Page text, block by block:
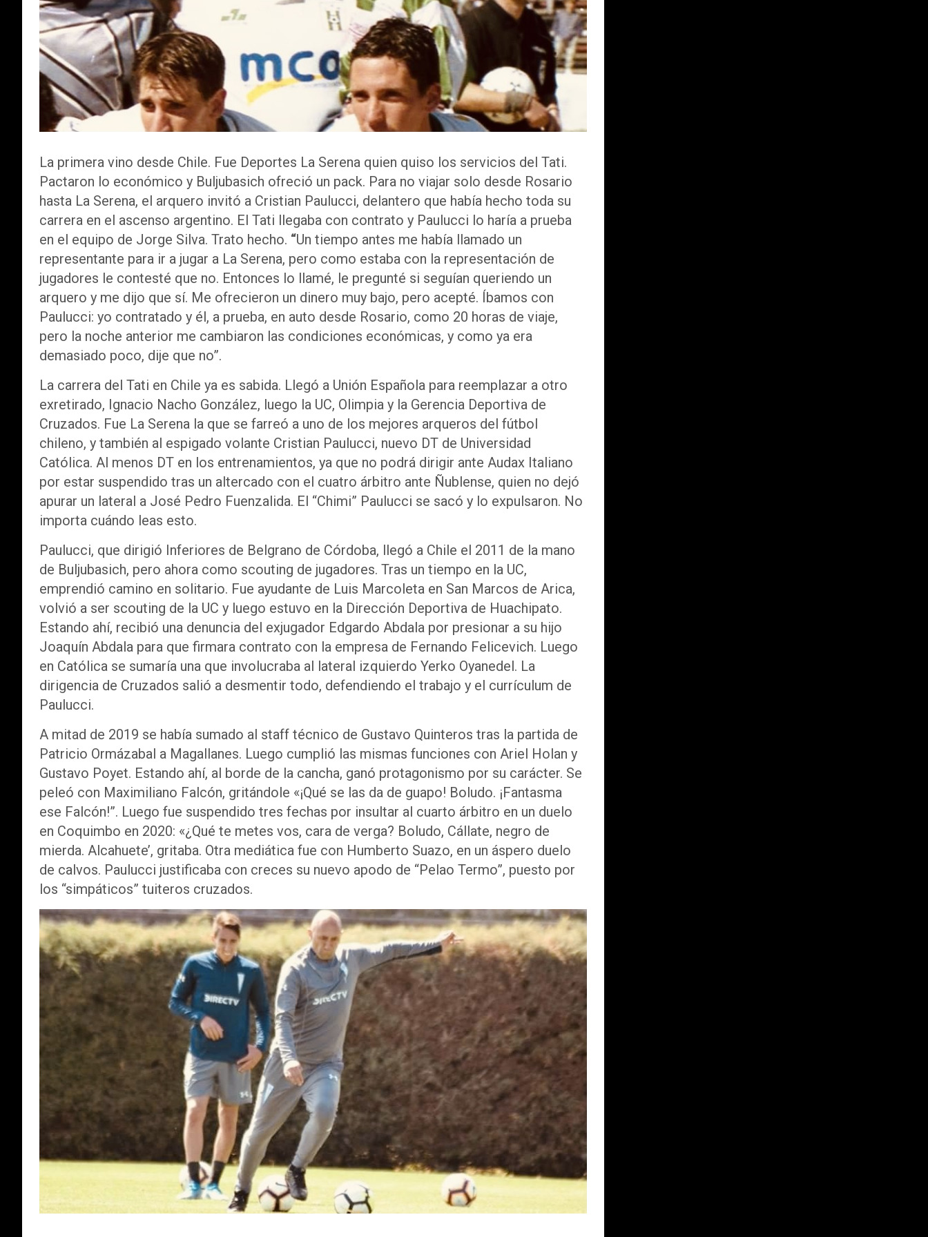
La primera vino desde Chile. Fue Deportes La Serena quien quiso los servicios del Tati.
Pactaron lo económico y Buljubasich ofreció un pack. Para no viajar solo desde Rosario
hasta La Serena, el arquero invitó a Cristian Paulucci, delantero que había hecho toda su
carrera en el ascenso argentino. El Tati llegaba con contrato y Paulucci lo haría a prueba
en el equipo de Jorge Silva. Trato hecho. “Un tiempo antes me había llamado un
representante para ir a jugar a La Serena, pero como estaba con la representación de
jugadores le contesté que no. Entonces lo llamé, le pregunté si seguían queriendo un
arquero y me dijo que sí. Me ofrecieron un dinero muy bajo, pero acepté. Íbamos con
Paulucci: yo contratado y él, a prueba, en auto desde Rosario, como 20 horas de viaje,
pero la noche anterior me cambiaron las condiciones económicas, y como ya era
demasiado poco, dije que no”.
La carrera del Tati en Chile ya es sabida. Llegó a Unión Española para reemplazar a otro
exretirado, Ignacio Nacho González, luego la UC, Olimpia y la Gerencia Deportiva de
Cruzados. Fue La Serena la que se farreó a uno de los mejores arqueros del fútbol
chileno, y también al espigado volante Cristian Paulucci, nuevo DT de Universidad
Católica. Al menos DT en los entrenamientos, ya que no podrá dirigir ante Audax Italiano
por estar suspendido tras un altercado con el cuatro árbitro ante Ñublense, quien no dejó
apurar un lateral a José Pedro Fuenzalida. El “Chimi” Paulucci se sacó y lo expulsaron. No
importa cuándo leas esto.
Paulucci, que dirigió Inferiores de Belgrano de Córdoba, llegó a Chile el 2011 de la mano
de Buljubasich, pero ahora como scouting de jugadores. Tras un tiempo en la UC,
emprendió camino en solitario. Fue ayudante de Luis Marcoleta en San Marcos de Arica,
volvió a ser scouting de la UC y luego estuvo en la Dirección Deportiva de Huachipato.
Estando ahí, recibió una denuncia del exjugador Edgardo Abdala por presionar a su hijo
Joaquín Abdala para que firmara contrato con la empresa de Fernando Felicevich. Luego
en Católica se sumaría una que involucraba al lateral izquierdo Yerko Oyanedel. La
dirigencia de Cruzados salió a desmentir todo, defendiendo el trabajo y el currículum de
Paulucci.
A mitad de 2019 se había sumado al staff técnico de Gustavo Quinteros tras la partida de
Patricio Ormázabal a Magallanes. Luego cumplió las mismas funciones con Ariel Holan y
Gustavo Poyet. Estando ahí, al borde de la cancha, ganó protagonismo por su carácter. Se
peleó con Maximiliano Falcón, gritándole «¡Qué se las da de guapo! Boludo. ¡Fantasma
ese Falcón!”. Luego fue suspendido tres fechas por insultar al cuarto árbitro en un duelo
en Coquimbo en 2020: «¿Qué te metes vos, cara de verga? Boludo, Cállate, negro de
mierda. Alcahuete’, gritaba. Otra mediática fue con Humberto Suazo, en un áspero duelo
de calvos. Paulucci justificaba con creces su nuevo apodo de “Pelao Termo”, puesto por
los “simpáticos” tuiteros cruzados.